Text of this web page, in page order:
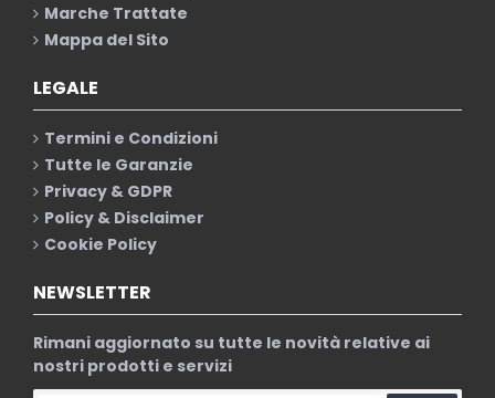
Marche Trattate
Mappa del Sito
LEGALE
Termini e Condizioni
Tutte le Garanzie
Privacy & GDPR
Policy & Disclaimer
Cookie Policy
NEWSLETTER
Rimani aggiornato su tutte le novità relative ai
nostri prodotti e servizi